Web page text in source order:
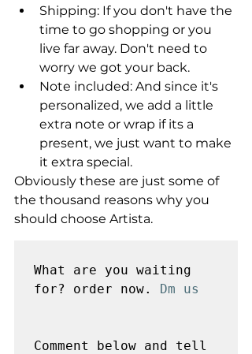
Shipping: If you don't have the
time to go shopping or you
live far away. Don't need to
worry we got your back.
Note included: And since it's
personalized, we add a little
extra note or wrap if its a
present, we just want to make
it extra special.
Obviously these are just some of
the thousand reasons why you
should choose Artista.
What are you waiting
for? order now. Dm us
Comment below and tell